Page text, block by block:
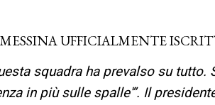
MESSINA UFFICIALMENTE
squadra ha prevalso su
in più sulle spalle'”. Il